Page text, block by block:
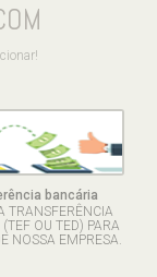
bancária
TRANSFERÊNCIA
OU TED) PARA
NOSSA EMPRESA.